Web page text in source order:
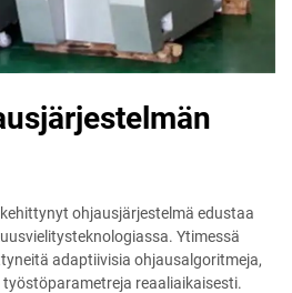
ohjausjärjestelmä edustaa
Ytimessä
adaptiivisia ohjausalgoritmeja,
reaaliaikaisesti.